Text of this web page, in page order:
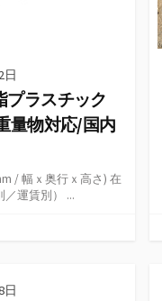
日
プラスチック
物対応/国内
/ 幅ｘ奥行ｘ高さ) 在
運賃別） ...
日